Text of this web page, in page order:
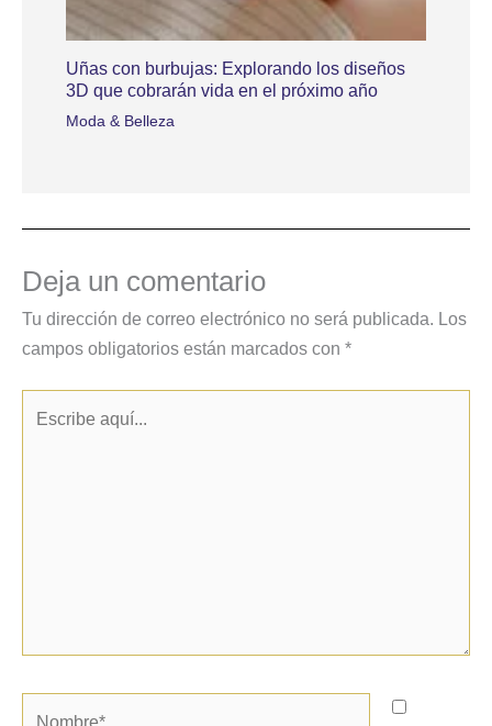
Uñas con burbujas: Explorando los diseños
3D que cobrarán vida en el próximo año
Moda & Belleza
Deja un comentario
Tu dirección de correo electrónico no será publicada. Los
campos obligatorios están marcados con *